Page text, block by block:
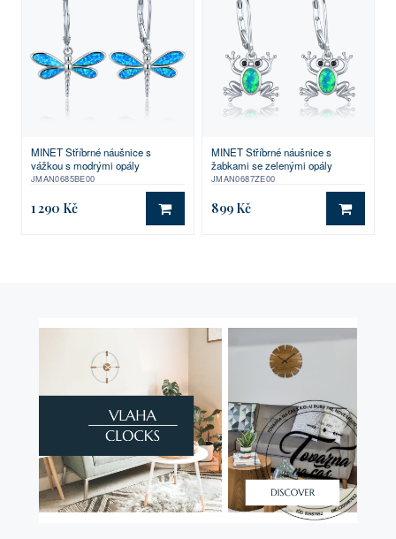
MINET Stříbrné náušnice s
vážkou s modrými opály
JMAN0685BE00
1 290 Kč DO KOŠÍKU
MINET Stříbrné náušnice s
žabkami se zelenými opály
JMAN0687ZE00
899 Kč DO